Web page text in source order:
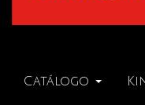
Catálogo